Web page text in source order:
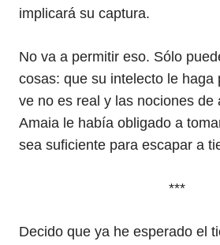
implicará su captura.
No va a permitir eso. Sólo
cosas: que su intelecto le haga
ve no es real y las nociones de
Amaia le había obligado a
sea suficiente para escapar a
***
Decido que ya he esperado el